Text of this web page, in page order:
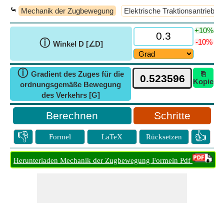
⤿ Mechanik der Zugbewegung Elektrische Traktionsantriebe
ⓘ Winkel D [∠D]
+10%
-10%
ⓘ Gradient des Zuges für die
ordnungsgemäße Bewegung
des Verkehrs [G]
⎘
Kopie
Schritte
👎 Formel LaTeX Rücksetzen 👍
Herunterladen Mechanik der Zugbewegung Formeln Pdf